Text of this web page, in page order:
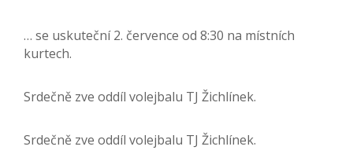
… se uskuteční 2. července od 8:30 na místních
kurtech.
Srdečně zve oddíl volejbalu TJ Žichlínek.
Srdečně zve oddíl volejbalu TJ Žichlínek.